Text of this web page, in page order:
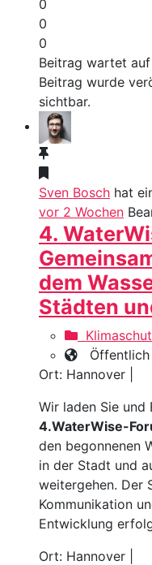
0
0
0
Beitrag wartet
Beitrag wurde
sichtbar.
Sven Bosch hat
vor 2 Wochen
4.
dem
Städten
Öffentlich
Ort: Hannover |
Wir laden Sie und
4.WaterWise-
den begonnenen
in der Stadt und
weitergehen. Der
Kommunikation
Entwicklung
Ort: Hannover |